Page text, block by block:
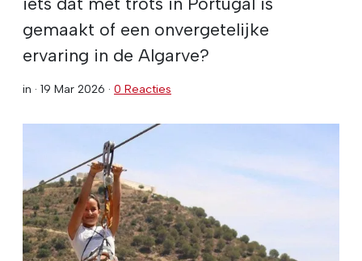
gemaakt of een onvergetelijke
ervaring in de Algarve?
in · 19 Mar 2026 · 0 Reacties